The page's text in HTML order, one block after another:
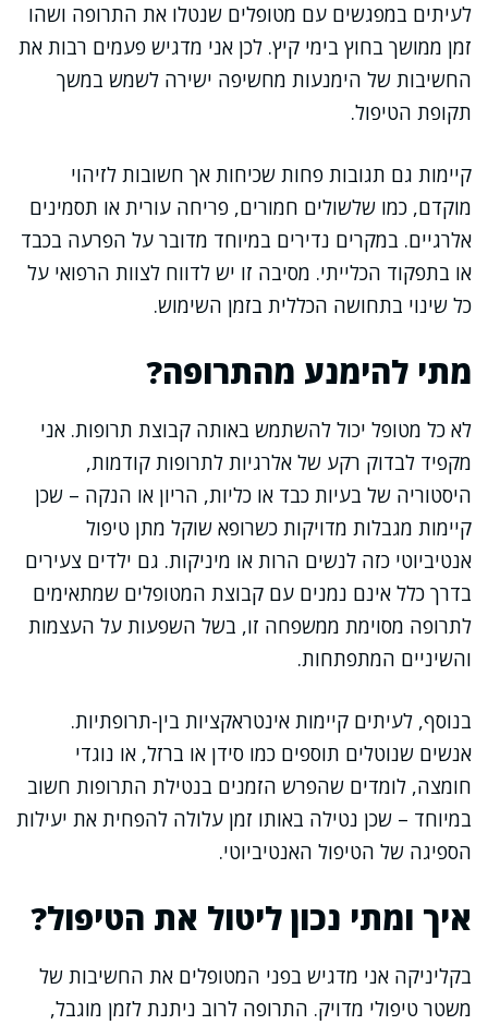
לעיתים במפגשים עם מטופלים שנטלו את התרופה ושהו
זמן ממושך בחוץ בימי קיץ. לכן אני מדגיש פעמים רבות את
החשיבות של הימנעות מחשיפה ישירה לשמש במשך
תקופת הטיפול.
קיימות גם תגובות פחות שכיחות אך חשובות לזיהוי
מוקדם, כמו שלשולים חמורים, פריחה עורית או תסמינים
אלרגיים. במקרים נדירים במיוחד מדובר על הפרעה בכבד
או בתפקוד הכלייתי. מסיבה זו יש לדווח לצוות הרפואי על
כל שינוי בתחושה הכללית בזמן השימוש.
מתי להימנע מהתרופה?
לא כל מטופל יכול להשתמש באותה קבוצת תרופות. אני
מקפיד לבדוק רקע של אלרגיות לתרופות קודמות,
היסטוריה של בעיות כבד או כליות, הריון או הנקה – שכן
קיימות מגבלות מדויקות כשרופא שוקל מתן טיפול
אנטיביוטי כזה לנשים הרות או מיניקות. גם ילדים צעירים
בדרך כלל אינם נמנים עם קבוצת המטופלים שמתאימים
לתרופה מסוימת ממשפחה זו, בשל השפעות על העצמות
והשיניים המתפתחות.
בנוסף, לעיתים קיימות אינטראקציות בין-תרופתיות.
אנשים שנוטלים תוספים כמו סידן או ברזל, או נוגדי
חומצה, לומדים שהפרש הזמנים בנטילת התרופות חשוב
במיוחד – שכן נטילה באותו זמן עלולה להפחית את יעילות
הספיגה של הטיפול האנטיביוטי.
איך ומתי נכון ליטול את הטיפול?
בקליניקה אני מדגיש בפני המטופלים את החשיבות של
משטר טיפולי מדויק. התרופה לרוב ניתנת לזמן מוגבל,